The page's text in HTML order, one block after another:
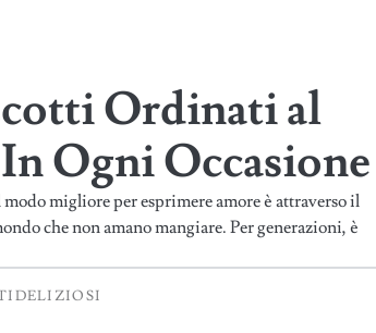
Ordinati al
Ogni Occasione
migliore per esprimere amore è attraverso il
che non amano mangiare. Per generazioni, è